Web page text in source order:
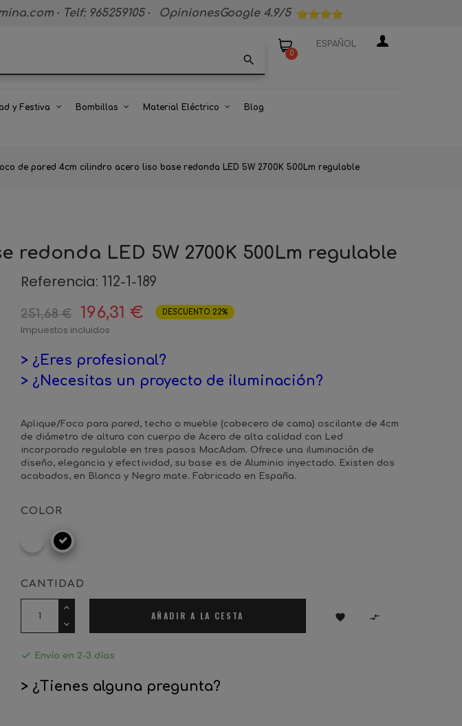
· Telf: 965259105 · OpinionesGoogle 4.9/5
search 0
ESPAÑOL
y Festiva Bombillas Material Eléctrico Blog
de pared 4cm cilindro acero liso base redonda LED 5W 2700K 500Lm regulable
LED 5W 2700K 500Lm regulable
Referencia: 112-1-189
251,68 € 196,31 € DESCUENTO 22%
Impuestos incluidos
> ¿Eres profesional?
> ¿Necesitas un proyecto de iluminación?
Aplique/Foco para pared, techo o mueble (cabecero de cama) oscilante de 4cm
de diámetro de altura con cuerpo de Acero de alta calidad con Led
incorporado regulable en tres pasos MacAdam. Ofrece una iluminación de
diseño, elegancia y efectividad, su base es de Aluminio inyectado. Existen dos
acabados, en Blanco y Negro mate. Fabricado en España.
COLOR
RAL
9016
Negro
mate
CANTIDAD
AÑADIR A LA CESTA  
 Envío en 2-3 días
> ¿Tienes alguna pregunta?